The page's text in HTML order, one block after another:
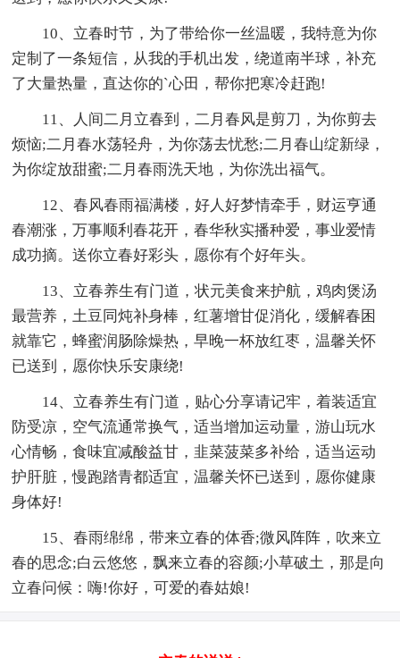
10、立春时节，为了带给你一丝温暖，我特意为你
定制了一条短信，从我的手机出发，绕道南半球，补充
了大量热量，直达你的`心田，帮你把寒冷赶跑!
11、人间二月立春到，二月春风是剪刀，为你剪去
烦恼;二月春水荡轻舟，为你荡去忧愁;二月春山绽新绿，
为你绽放甜蜜;二月春雨洗天地，为你洗出福气。
12、春风春雨福满楼，好人好梦情牵手，财运亨通
春潮涨，万事顺利春花开，春华秋实播种爱，事业爱情
成功摘。送你立春好彩头，愿你有个好年头。
13、立春养生有门道，状元美食来护航，鸡肉煲汤
最营养，土豆同炖补身棒，红薯增甘促消化，缓解春困
就靠它，蜂蜜润肠除燥热，早晚一杯放红枣，温馨关怀
已送到，愿你快乐安康绕!
14、立春养生有门道，贴心分享请记牢，着装适宜
防受凉，空气流通常换气，适当增加运动量，游山玩水
心情畅，食味宜减酸益甘，韭菜菠菜多补给，适当运动
护肝脏，慢跑踏青都适宜，温馨关怀已送到，愿你健康
身体好!
15、春雨绵绵，带来立春的体香;微风阵阵，吹来立
春的思念;白云悠悠，飘来立春的容颜;小草破土，那是向
立春问候：嗨!你好，可爱的春姑娘!